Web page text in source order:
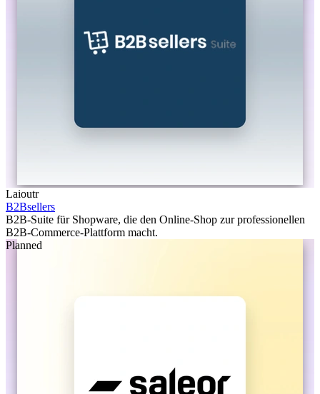
Laioutr
B2Bsellers
B2B-Suite für Shopware, die den Online-Shop zur professionellen
B2B-Commerce-Plattform macht.
Planned